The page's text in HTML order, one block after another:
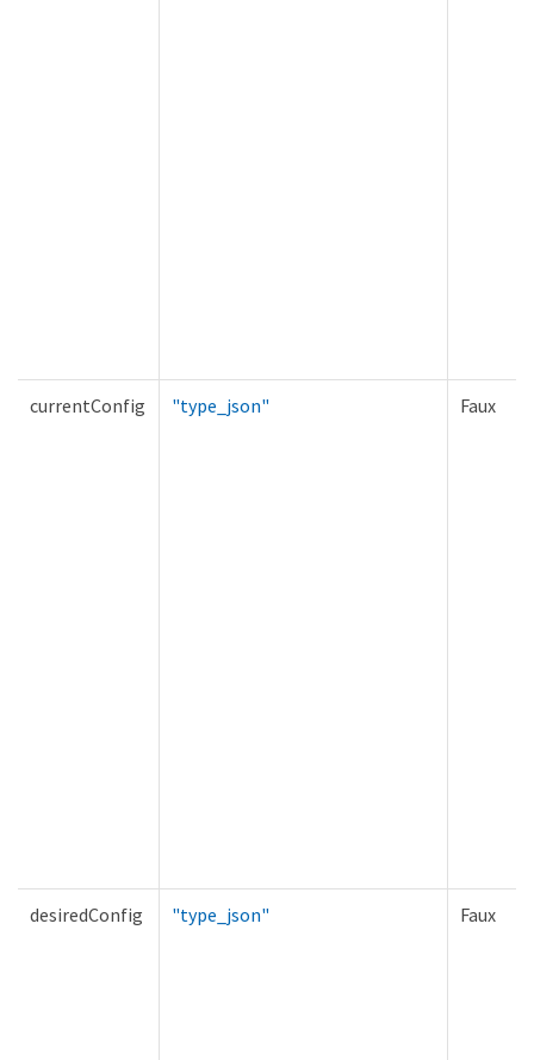
currentConfig "type_json" Faux
desiredConfig "type_json" Faux